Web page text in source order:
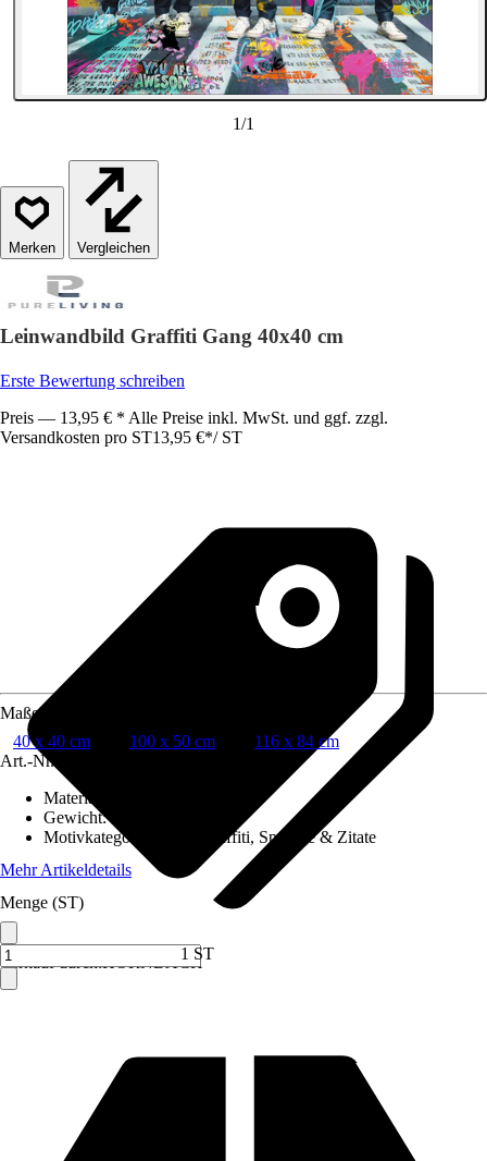
1/1
Vergleichen
Leinwandbild Graffiti Gang 40x40 cm
Erste Bewertung schreiben
Preis — 13,95 € * Alle Preise inkl. MwSt. und ggf. zzgl.
Versandkosten pro ST13,95 €*/ ST
Verkauf durch:HORNBACH
Maße (BxH)
40 x 40 cm
100 x 50 cm
116 x 84 cm
Art.-Nr.
Material Leinwand
Gewicht:
Motivkategorie
Tiere, Graffiti, Sprüche & Zitate
Mehr Artikeldetails
Menge (ST)
1 ST